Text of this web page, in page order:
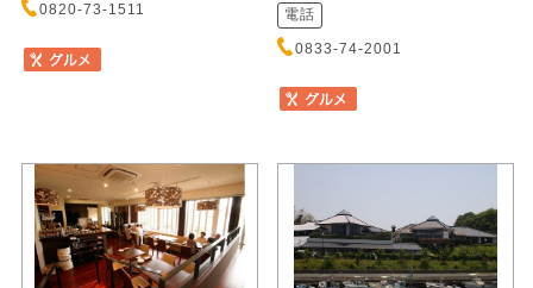
0820-73-1511
電話
0833-74-2001